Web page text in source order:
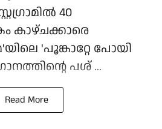
40
കാഴ്ചക്കാരെ
'പൂങ്കാറ്റേ പോയി
പശ് ...
Read More